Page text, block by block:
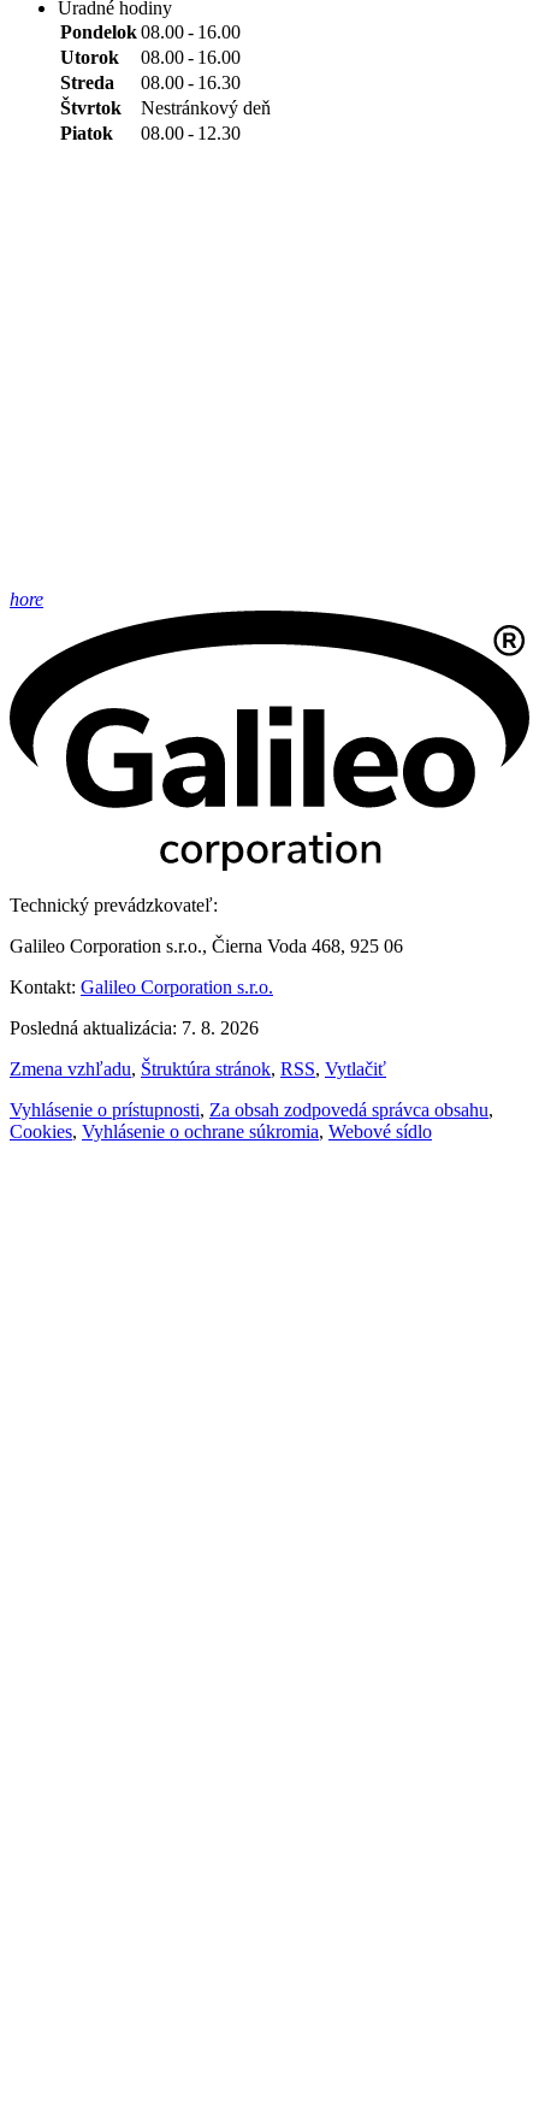
Úradné hodiny
Pondelok08.00- 16.00
Utorok
08.00- 16.00
Streda
08.00- 16.30
Štvrtok
Nestránkový deň
Piatok
08.00- 12.30
hore
Technický prevádzkovateľ:
Galileo Corporation s.r.o., Čierna Voda 468, 925 06
Kontakt: Galileo Corporation s.r.o.
Posledná aktualizácia: 7. 8. 2026
Zmena vzhľadu, Štruktúra stránok, RSS, Vytlačiť
Vyhlásenie o prístupnosti, Za obsah zodpovedá správca obsahu,
Cookies, Vyhlásenie o ochrane súkromia, Webové sídlo